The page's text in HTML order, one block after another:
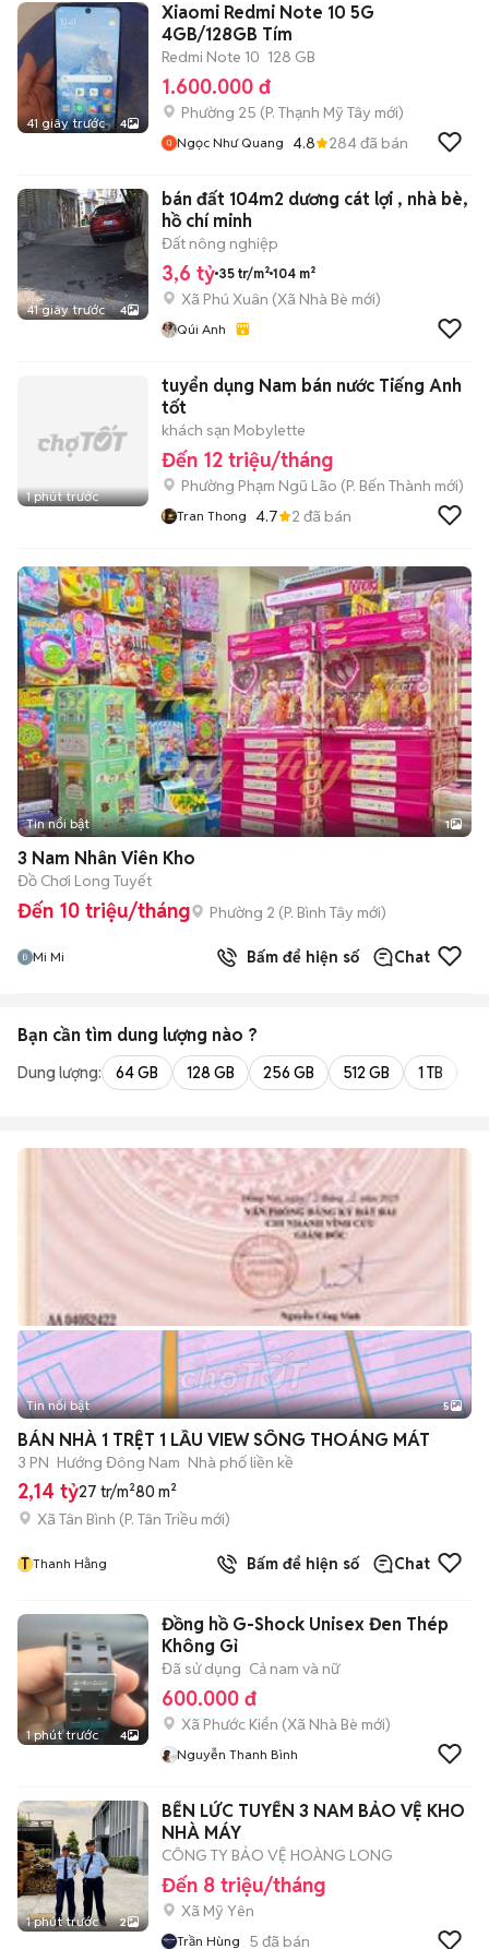
41 giây trước 4
Xiaomi Redmi Note 10 5G
4GB/128GB Tím
Redmi Note 10 128 GB
1.600.000 đ
Phường 25 (P. Thạnh Mỹ Tây mới)
Ngọc Như Quang 4.8 284đã bán
41 giây trước 4
bán đất 104m2 dương cát lợi , nhà bè,
hồ chí minh
Đất nông nghiệp
3,6 tỷ 35 tr/m² 104 m²
Xã Phú Xuân (Xã Nhà Bè mới)
Qúi Anh
1 phút trước
tuyển dụng Nam bán nước Tiếng Anh
tốt
khách sạn Mobylette
Đến 12 triệu/tháng
Phường Phạm Ngũ Lão (P. Bến Thành mới)
Tran Thong 4.7 2 đã bán
Tin nổi bật 1
3 Nam Nhân Viên Kho
Đồ Chơi Long Tuyết
Đến 10 triệu/tháng Phường 2 (P. Bình Tây mới)
Mi Mi Bấm để hiện số Chat
Bạn cần tìm dung lượng nào ?
Dung lượng: 64 GB 128 GB 256 GB 512 GB 1 TB
Tin nổi bật 5
BÁN NHÀ 1 TRỆT 1 LẦU VIEW SÔNG THOÁNG MÁT
3 PN Hướng Đông Nam Nhà phố liền kề
2,14 tỷ27 tr/m²80 m²
Xã Tân Bình (P. Tân Triều mới)
T Thanh Hằng Bấm để hiện số Chat
1 phút trước 4
Đồng hồ G-Shock Unisex Đen Thép
Không Gỉ
Đã sử dụng Cả nam và nữ
600.000 đ
Xã Phước Kiển (Xã Nhà Bè mới)
Nguyễn Thanh Bình
1 phút trước 2
BẾN LỨC TUYỂN 3 NAM BẢO VỆ KHO
NHÀ MÁY
CÔNG TY BẢO VỆ HOÀNG LONG
Đến 8 triệu/tháng
Xã Mỹ Yên
Trần Hùng 5 đã bán